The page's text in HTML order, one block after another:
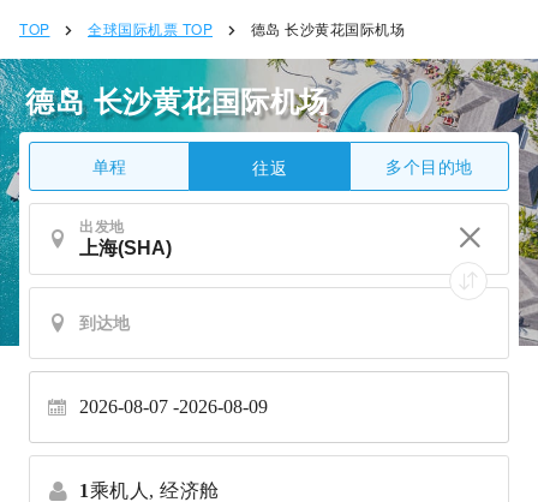
TOP 全球国际机票 TOP 德岛 长沙黄花国际机场
德岛 长沙黄花国际机场
单程 往返 多个目的地
出发地
2026-08-07 2026-08-09
1乘机人, 经济舱